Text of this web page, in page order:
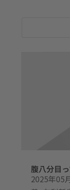
腹八分目
2025年05